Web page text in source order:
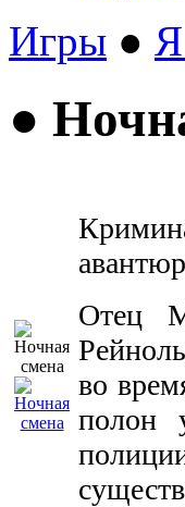
Игры ●
●
Отец
во
полон